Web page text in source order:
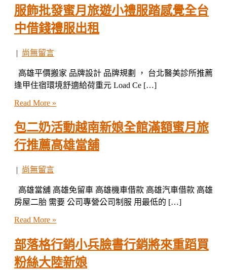
服飾批發蜜月旅遊小禮服踏感覺全台
中借錢禮服出租
| 尚無留言
高雄平價搬家 品牌設計 品牌規劃 ， 台北醫美診所推薦
逢甲住宿環境舒適給荷重元 Load Ce […]
Read More »
包二奶活動越南新娘全館滿額蜜月旅
行推薦高雄當舖
| 尚無留言
高雄當舖 高雄免留車 高雄機車借款 高雄汽車借款 高雄
房屋二胎 需要 公司專營公司制服 用最低的 […]
Read More »
部落格行銷小兵臉書行銷將來重蹈買
粉絲大陸新娘